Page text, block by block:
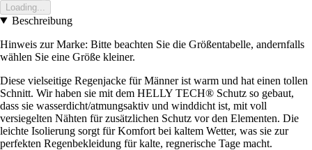
Loading...
Beschreibung
Hinweis zur Marke: Bitte beachten Sie die Größentabelle, andernfalls
wählen Sie eine Größe kleiner.
Diese vielseitige Regenjacke für Männer ist warm und hat einen tollen
Schnitt. Wir haben sie mit dem HELLY TECH® Schutz so gebaut,
dass sie wasserdicht/atmungsaktiv und winddicht ist, mit voll
versiegelten Nähten für zusätzlichen Schutz vor den Elementen. Die
leichte Isolierung sorgt für Komfort bei kaltem Wetter, was sie zur
perfekten Regenbekleidung für kalte, regnerische Tage macht.